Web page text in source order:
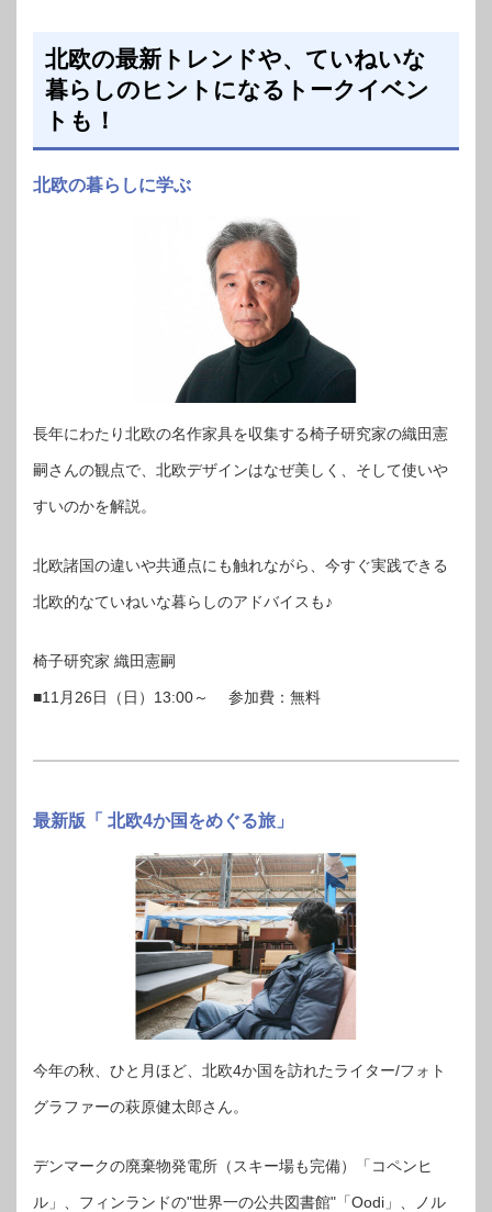
北欧の最新トレンドや、ていねいな
暮らしのヒントになるトークイベン
トも！
北欧の暮らしに学ぶ
長年にわたり北欧の名作家具を収集する椅子研究家の織田憲
嗣さんの観点で、北欧デザインはなぜ美しく、そして使いや
すいのかを解説。
北欧諸国の違いや共通点にも触れながら、今すぐ実践できる
北欧的なていねいな暮らしのアドバイスも♪
椅子研究家 織田憲嗣
■11月26日（日）13:00～ 参加費：無料
最新版「 北欧4か国をめぐる旅」
今年の秋、ひと月ほど、北欧4か国を訪れたライター/フォト
グラファーの萩原健太郎さん。
デンマークの廃棄物発電所（スキー場も完備）「コペンヒ
ル」、フィンランドの"世界一の公共図書館"「Oodi」、ノル